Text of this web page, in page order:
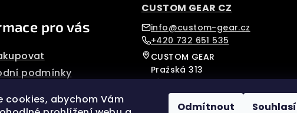
cookies, abychom Vám
Odmítnout
pro vás
podmínky
CUSTOM GEAR CZ
info@custom-gear.cz
+420 732 651 535
CUSTOM GEAR
Pražská 313
Písek, 39701
Czech Republic